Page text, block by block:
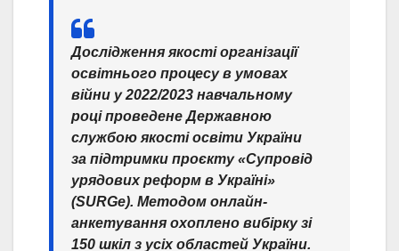
Дослідження якості організації
освітнього процесу в умовах
війни у 2022/2023 навчальному
році проведене Державною
службою якості освіти України
за підтримки проєкту «Супровід
урядових реформ в Україні»
(SURGe). Методом онлайн-
анкетування охоплено вибірку зі
150 шкіл з усіх областей України.